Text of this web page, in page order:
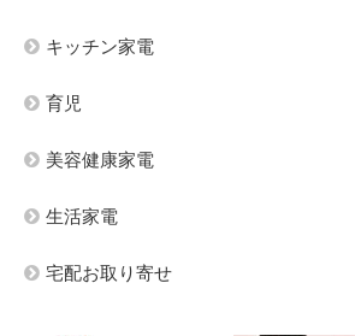
キッチン家電
育児
美容健康家電
生活家電
宅配お取り寄せ